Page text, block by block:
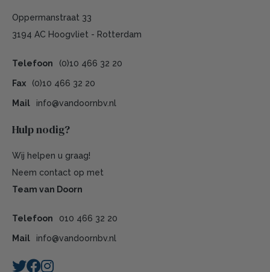
Oppermanstraat 33
3194 AC Hoogvliet - Rotterdam
Telefoon (0)10 466 32 20
Fax (0)10 466 32 20
Mail info@vandoornbv.nl
Hulp nodig?
Wij helpen u graag!
Neem contact op met
Team van Doorn
Telefoon 010 466 32 20
Mail info@vandoornbv.nl